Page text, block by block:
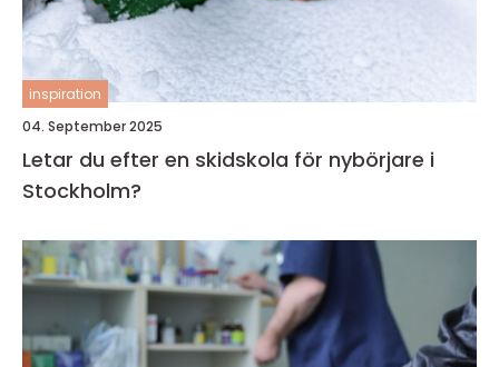
inspiration
04. September 2025
Letar du efter en skidskola för nybörjare i
Stockholm?